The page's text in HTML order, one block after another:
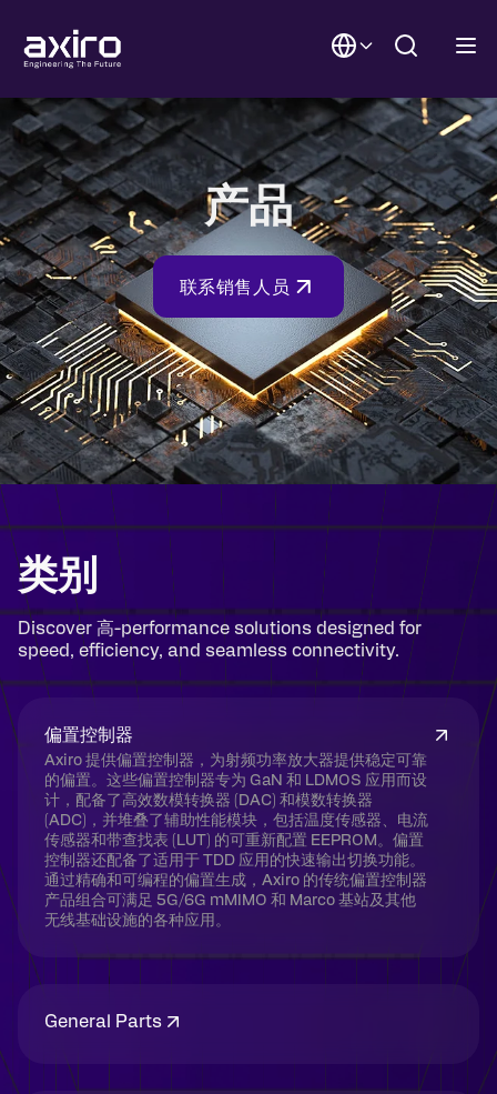
产品
联系销售人员
类别
Discover 高-performance solutions designed for
speed, efficiency, and seamless connectivity.
偏置控制器
Axiro 提供偏置控制器，为射频功率放大器提供稳定可靠
的偏置。这些偏置控制器专为 GaN 和 LDMOS 应用而设
计，配备了高效数模转换器 (DAC) 和模数转换器
(ADC)，并堆叠了辅助性能模块，包括温度传感器、电流
传感器和带查找表 (LUT) 的可重新配置 EEPROM。偏置
控制器还配备了适用于 TDD 应用的快速输出切换功能。
通过精确和可编程的偏置生成，Axiro 的传统偏置控制器
产品组合可满足 5G/6G mMIMO 和 Marco 基站及其他
无线基础设施的各种应用。
General Parts